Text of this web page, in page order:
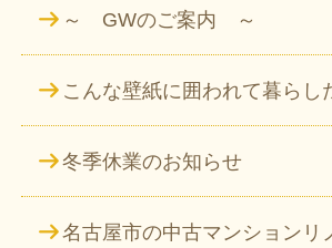
～ GWのご案内 ～
こんな壁紙に囲われて暮らし
冬季休業のお知らせ
名古屋市の中古マンションリ